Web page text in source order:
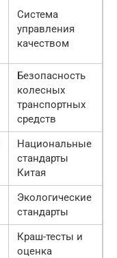
Система
управления
качеством
Безопасность
колесных
транспортных
средств
Национальные
стандарты
Китая
Экологические
стандарты
Краш-тесты и
оценка